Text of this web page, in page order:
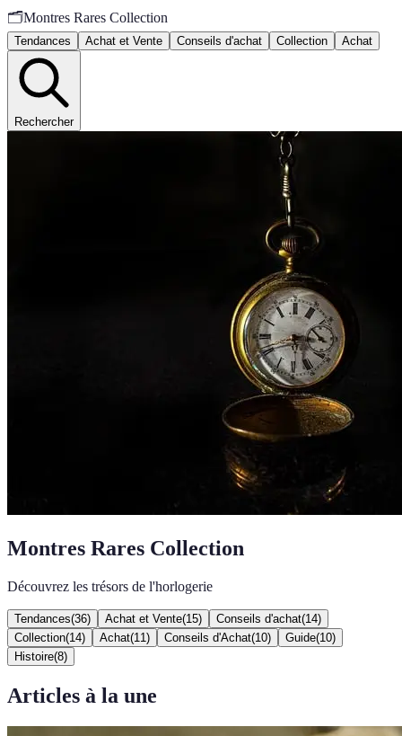
🗂️Montres Rares Collection
Tendances Achat et Vente Conseils d'achat Collection Achat
Rechercher
Montres Rares Collection
Découvrez les trésors de l'horlogerie
Tendances(36) Achat et Vente(15) Conseils d'achat(14)
Collection(14) Achat(11 ) Conseils d'Achat(10) Guide(10)
Histoire(8)
Articles à la une